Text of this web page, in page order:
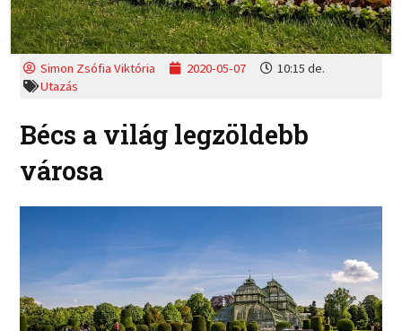
Simon Zsófia Viktória 2020-05-07
10:15 de.
Utazás
Bécs a világ legzöldebb
városa